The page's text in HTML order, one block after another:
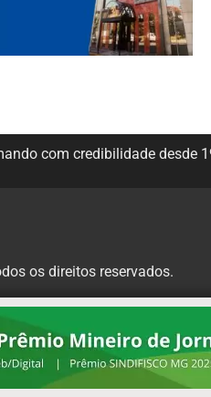
com credibilidade desde
os direitos reservados.